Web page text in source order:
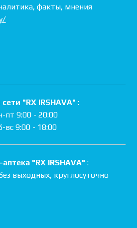
факты, мнения
"RX IRSHAVA" :
пт 9:00 - 20:00
вс 9:00 - 18:00
"RX IRSHAVA" :
выходных, круглосуточно